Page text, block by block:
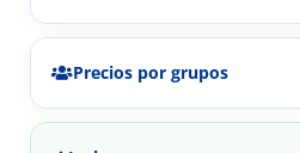
Precios por grupos